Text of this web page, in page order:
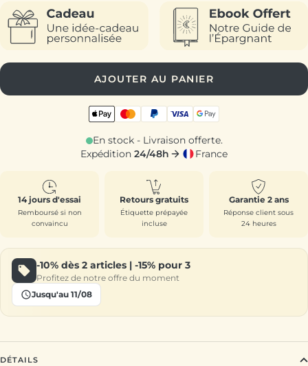
AJOUTER AU PANIER
En stock - Livraison offerte.
Expédition 24/48h France
14 jours d'essai
Remboursé si non
convaincu
Retours gratuits
Étiquette prépayée
incluse
Garantie 2 ans
Réponse client sous
24 heures
-10% dès 2 articles | -15% pour 3
Profitez de notre offre du moment
Jusqu'au 11/08
DÉTAILS